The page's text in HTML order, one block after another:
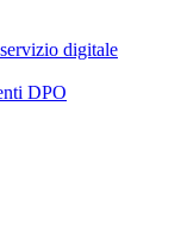
digitale
DPO